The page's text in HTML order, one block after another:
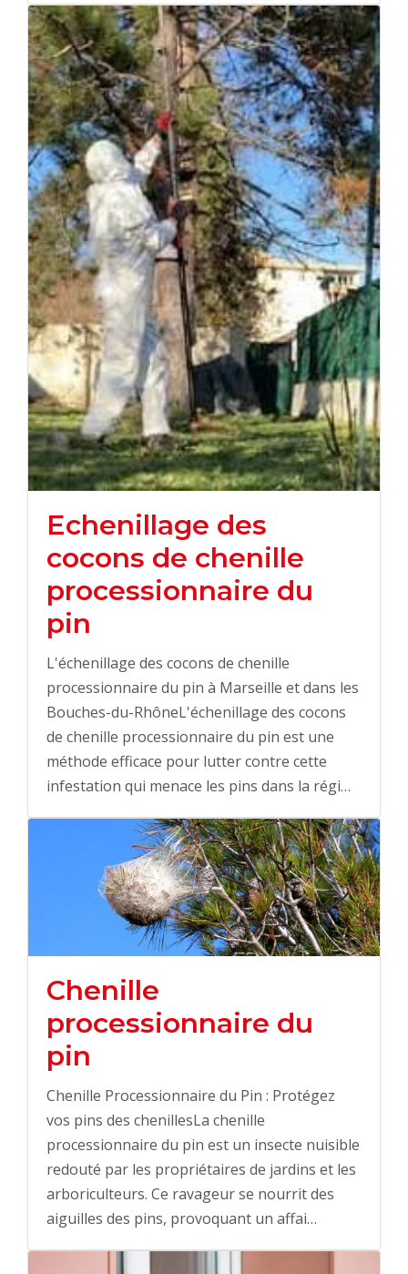
Echenillage des
cocons de chenille
processionnaire du
pin
L'échenillage des cocons de chenille
processionnaire du pin à Marseille et dans les
Bouches-du-RhôneL'échenillage des cocons
de chenille processionnaire du pin est une
méthode efficace pour lutter contre cette
infestation qui menace les pins dans la régi…
Chenille
processionnaire du
pin
Chenille Processionnaire du Pin : Protégez
vos pins des chenillesLa chenille
processionnaire du pin est un insecte nuisible
redouté par les propriétaires de jardins et les
arboriculteurs. Ce ravageur se nourrit des
aiguilles des pins, provoquant un affai…